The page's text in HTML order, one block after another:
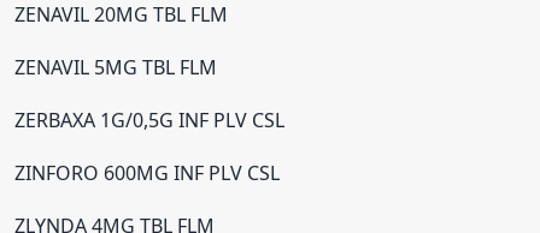
ZENAVIL 20MG TBL FLM
ZENAVIL 5MG TBL FLM
ZERBAXA 1G/0,5G INF PLV CSL
ZINFORO 600MG INF PLV CSL
ZLYNDA 4MG TBL FLM